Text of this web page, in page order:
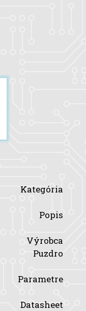
Kategória
Popis
Výrobca
Puzdro
Parametre
Datasheet